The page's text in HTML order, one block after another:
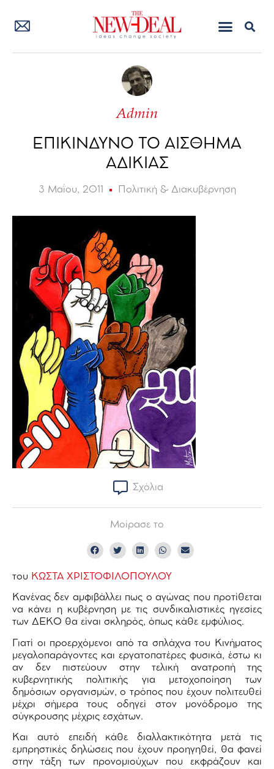
Admin
ΕΠΙΚΙΝΔΥΝΟ ΤΟ ΑΙΣΘΗΜΑ
ΑΔΙΚΙΑΣ
3 Μαΐου, 2011 Πολιτική & Διακυβέρνηση
Σχόλια
Μοίρασε το
του ΚΩΣΤΑ ΧΡΙΣΤΟΦΙΛΟΠΟΥΛΟΥ
Κανένας δεν αμφιβάλλει πως ο αγώνας που προτίθεται
να κάνει η κυβέρνηση με τις συνδικαλιστικές ηγεσίες
των ΔΕΚΟ θα είναι σκληρός, όπως κάθε εμφύλιος.
Γιατί οι προερχόμενοι από τα σπλάχνα του Κινήματος
μεγαλοπαράγοντες και εργατοπατέρες φυσικά, έστω κι
αν δεν πιστεύουν στην τελική ανατροπή της
κυβερνητικής πολιτικής για μετοχοποίηση των
δημόσιων οργανισμών, ο τρόπος που έχουν πολιτευθεί
μέχρι σήμερα τους οδηγεί στον μονόδρομο της
σύγκρουσης μέχρις εσχάτων.
Και αυτό επειδή κάθε διαλλακτικότητα μετά τις
εμπρηστικές δηλώσεις που έχουν προηγηθεί, θα φανεί
στην τάξη των προνομιούχων που εκφράζουν και